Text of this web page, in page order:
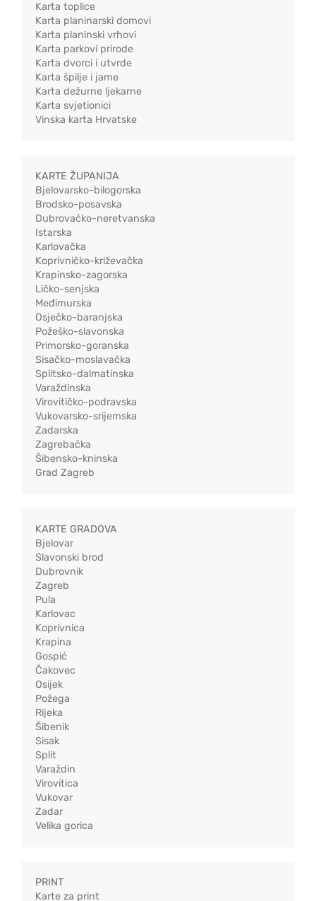
Karta toplice
Karta planinarski domovi
Karta planinski vrhovi
Karta parkovi prirode
Karta dvorci i utvrde
Karta špilje i jame
Karta dežurne ljekarne
Karta svjetionici
Vinska karta Hrvatske
KARTE ŽUPANIJA
Bjelovarsko-bilogorska
Brodsko-posavska
Dubrovačko-neretvanska
Istarska
Karlovačka
Koprivničko-križevačka
Krapinsko-zagorska
Ličko-senjska
Međimurska
Osječko-baranjska
Požeško-slavonska
Primorsko-goranska
Sisačko-moslavačka
Splitsko-dalmatinska
Varaždinska
Virovitičko-podravska
Vukovarsko-srijemska
Zadarska
Zagrebačka
Šibensko-kninska
Grad Zagreb
KARTE GRADOVA
Bjelovar
Slavonski brod
Dubrovnik
Zagreb
Pula
Karlovac
Koprivnica
Krapina
Gospić
Čakovec
Osijek
Požega
Rijeka
Šibenik
Sisak
Split
Varaždin
Virovitica
Vukovar
Zadar
Velika gorica
PRINT
Karte za print